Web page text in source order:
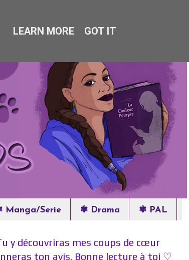
Manga/Serie ✾ Drama ✾ PAL
y découvriras mes coups de cœur
ton avis. Bonne lecture à toi ♡
LEARN MORE GOT IT